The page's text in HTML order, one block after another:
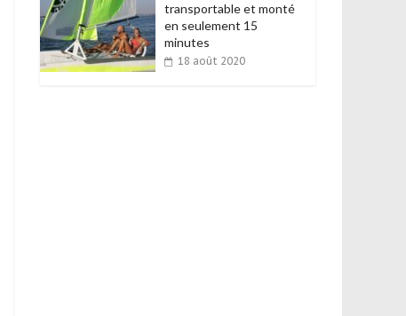
transportable et monté
en seulement 15
minutes
18 août 2020